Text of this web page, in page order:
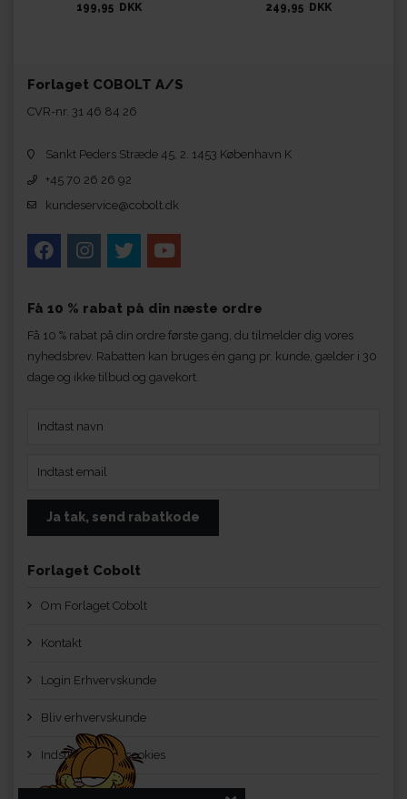
199,95 DKK 249,95 DKK
Forlaget COBOLT A/S
CVR-nr. 31 46 84 26
Sankt Peders Stræde 45, 2. 1453 København K
+45 70 26 26 92
kundeservice@cobolt.dk
Få 10 % rabat på din næste ordre
Få 10 % rabat på din ordre første gang, du tilmelder dig vores
nyhedsbrev. Rabatten kan bruges én gang pr. kunde, gælder i 30
dage og ikke tilbud og gavekort.
Forlaget Cobolt
Om Forlaget Cobolt
Kontakt
Login Erhvervskunde
Bliv erhvervskunde
Indstillinger for cookies
Handelsbetingelser